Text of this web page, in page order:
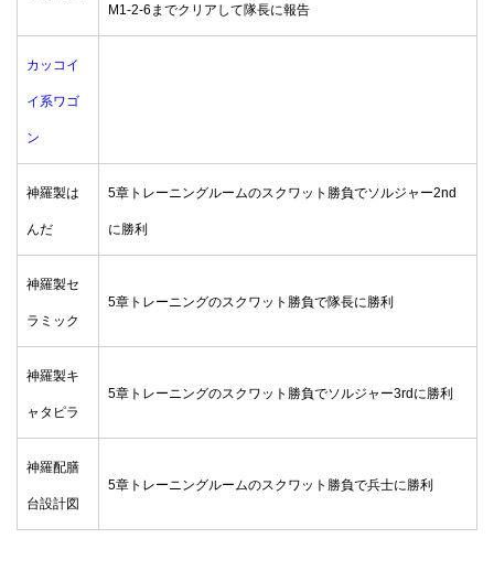
M1-2-6までクリアして隊長に報告
カッコイ
イ系ワゴ
ン
神羅製は
んだ
5章トレーニングルームのスクワット勝負でソルジャー2nd
に勝利
神羅製セ
ラミック
5章トレーニングのスクワット勝負で隊長に勝利
神羅製キ
ャタピラ
5章トレーニングのスクワット勝負でソルジャー3rdに勝利
神羅配膳
台設計図
5章トレーニングルームのスクワット勝負で兵士に勝利